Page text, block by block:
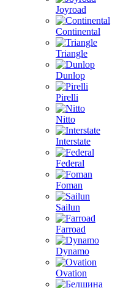
Joyroad
Continental
Triangle
Dunlop
Pirelli
Nitto
Interstate
Federal
Foman
Sailun
Farroad
Dynamo
Ovation